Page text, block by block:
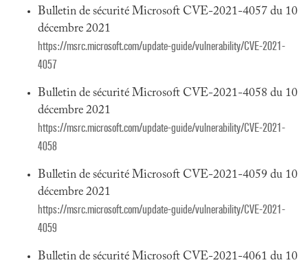
Bulletin de sécurité Microsoft CVE-2021-4057 du 10
décembre 2021
https://msrc.microsoft.com/update-guide/vulnerability/CVE-2021-
4057
Bulletin de sécurité Microsoft CVE-2021-4058 du 10
décembre 2021
https://msrc.microsoft.com/update-guide/vulnerability/CVE-2021-
4058
Bulletin de sécurité Microsoft CVE-2021-4059 du 10
décembre 2021
https://msrc.microsoft.com/update-guide/vulnerability/CVE-2021-
4059
Bulletin de sécurité Microsoft CVE-2021-4061 du 10